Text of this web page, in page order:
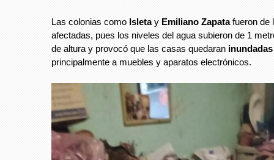
Las colonias como Isletay Emiliano Zapatafueron de
afectadas, pues los niveles del agua subieron de 1
de altura y provocó que las casas quedaran
principalmente a muebles y aparatos electrónicos.